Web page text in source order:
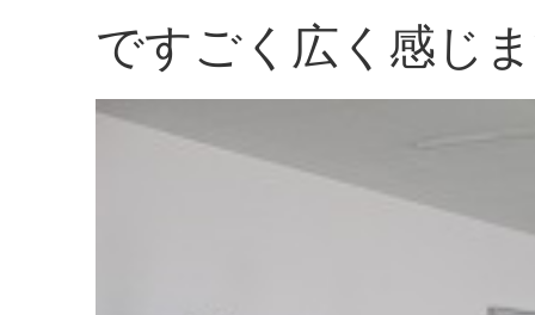
ですごく広く感じ